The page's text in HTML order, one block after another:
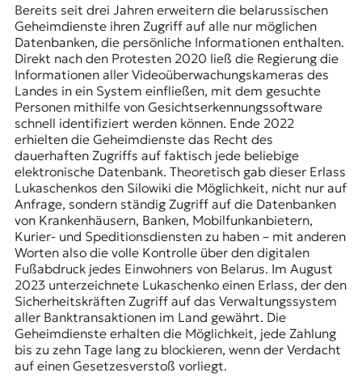
Bereits seit drei Jahren erweitern die belarussischen
Geheimdienste ihren Zugriff auf alle nur möglichen
Datenbanken, die persönliche Informationen enthalten.
Direkt nach den Protesten 2020 ließ die Regierung die
Informationen aller Videoüberwachungskameras des
Landes in ein System einfließen, mit dem gesuchte
Personen mithilfe von Gesichtserkennungssoftware
schnell identifiziert werden können. Ende 2022
erhielten die Geheimdienste das Recht des
dauerhaften Zugriffs auf faktisch jede beliebige
elektronische Datenbank. Theoretisch gab dieser Erlass
Lukaschenkos den Silowiki die Möglichkeit, nicht nur auf
Anfrage, sondern ständig Zugriff auf die Datenbanken
von Krankenhäusern, Banken, Mobilfunkanbietern,
Kurier- und Speditionsdiensten zu haben – mit anderen
Worten also die volle Kontrolle über den digitalen
Fußabdruck jedes Einwohners von Belarus. Im August
2023 unterzeichnete Lukaschenko einen Erlass, der den
Sicherheitskräften Zugriff auf das Verwaltungssystem
aller Banktransaktionen im Land gewährt. Die
Geheimdienste erhalten die Möglichkeit, jede Zahlung
bis zu zehn Tage lang zu blockieren, wenn der Verdacht
auf einen Gesetzesverstoß vorliegt.